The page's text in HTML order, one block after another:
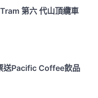
第六 代山頂纜車
送Pacific Coffee飲品